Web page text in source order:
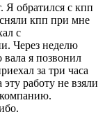
Я обратился с кпп
сняли кпп при мне
с
Через неделю
вала я позвонил
за три часа
работу не взяли